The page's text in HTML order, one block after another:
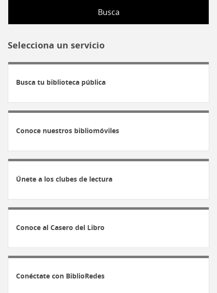
fondo
Selecciona un servicio
Busca tu biblioteca pública
Conoce nuestros bibliomóviles
Únete a los clubes de lectura
Conoce al Casero del Libro
Conéctate con BiblioRedes